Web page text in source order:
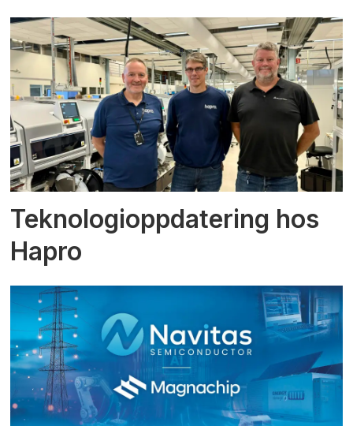
Teknologioppdatering hos
Hapro